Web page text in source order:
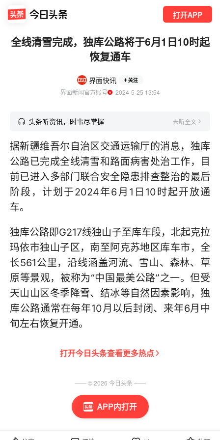
打开APP
APP内打开
全线清雪完成，独库公路将于6月1日10时起
恢复通车
界面快讯 关注
界面新闻官方账号
  2024-5-25 13:54
头条听资讯，时事尽掌握 去听全文
据新疆维吾尔自治区交通运输厅的消息，独库
公路已完成全线清雪和路面病害处治工作，目
前已进入多部门联合安全隐患排查整治的最后
阶段，计划于2024年6月1日10时起开放通
车。
独库公路即G217线独山子至库车段，北起克拉
玛依市独山子区，南至阿克苏地区库车市，全
长561公里，沿线涵盖河流、雪山、森林、草
原等景观，被称为“中国最美公路”之一。但受
天山山区冬季降雪、结冰等自然因素影响，独
库公路通常在每年10月以后封闭、来年6月中
旬左右恢复开通。
打开今日头条查看更多热点
—— ©2026 今日头条 ——